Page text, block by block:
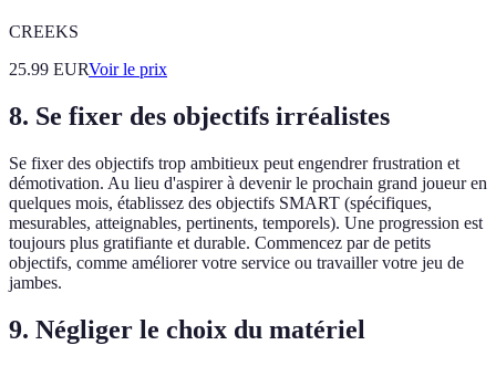
CREEKS
25.99 EURVoir le prix
8. Se fixer des objectifs irréalistes
Se fixer des objectifs trop ambitieux peut engendrer frustration et
démotivation. Au lieu d'aspirer à devenir le prochain grand joueur en
quelques mois, établissez des objectifs SMART (spécifiques,
mesurables, atteignables, pertinents, temporels). Une progression est
toujours plus gratifiante et durable. Commencez par de petits
objectifs, comme améliorer votre service ou travailler votre jeu de
jambes.
9. Négliger le choix du matériel